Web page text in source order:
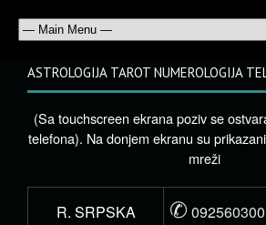
ASTROLOGIJA TAROT NUMEROLOGIJA
(Sa touchscreen ekrana poziv se
telefona). Na donjem ekranu su
mreži
R. SRPSKA ✆ 092560300